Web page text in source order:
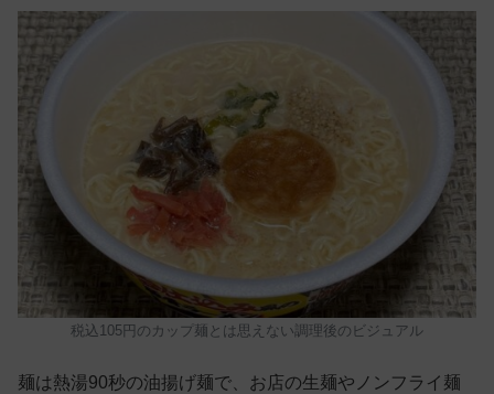
税込105円のカップ麺とは思えない調理後のビジュアル
麺は熱湯90秒の油揚げ麺で、お店の生麺やノンフライ麺